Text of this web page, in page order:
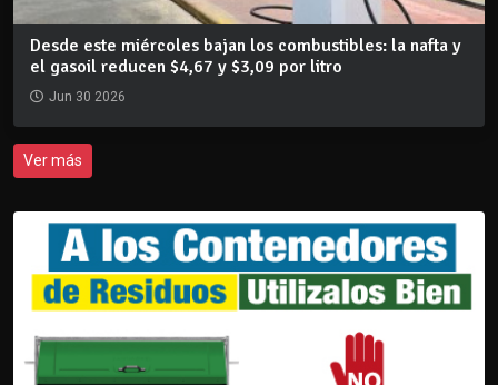
Desde este miércoles bajan los combustibles: la nafta y
el gasoil reducen $4,67 y $3,09 por litro
Jun 30 2026
Ver más